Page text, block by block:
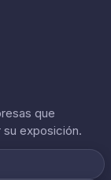
que
su exposición.